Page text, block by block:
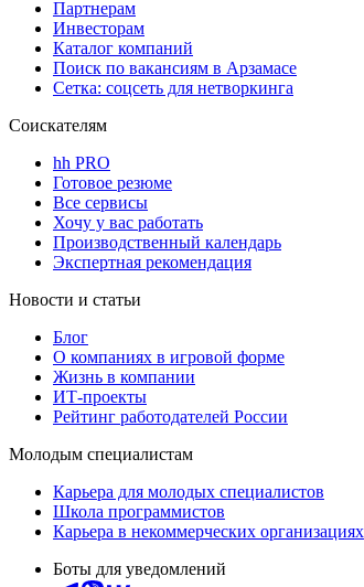
Партнерам
Инвесторам
Каталог компаний
Поиск по вакансиям в Арзамасе
Сетка: соцсеть для нетворкинга
Соискателям
hh PRO
Готовое резюме
Все сервисы
Хочу у вас работать
Производственный календарь
Экспертная рекомендация
Новости и статьи
Блог
О компаниях в игровой форме
Жизнь в компании
ИТ-проекты
Рейтинг работодателей России
Молодым специалистам
Карьера для молодых специалистов
Школа программистов
Карьера в некоммерческих организациях
Боты для уведомлений